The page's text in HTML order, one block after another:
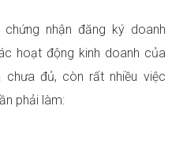
nhận đăng ký doanh
hoạt động kinh doanh của
chưa đủ, còn rất nhiều việc
phải làm: